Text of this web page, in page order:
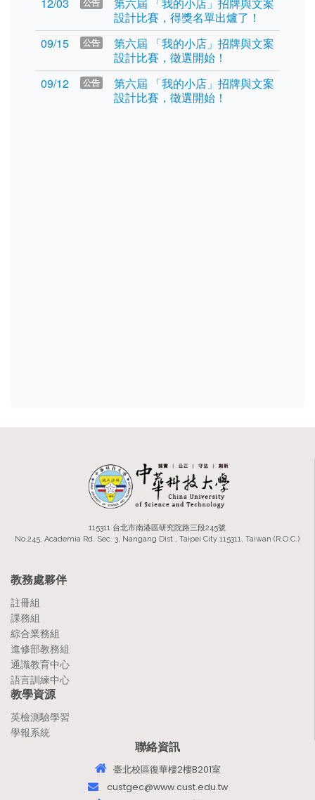
115311 台北市南港區研究院路三段245號
No.245, Academia Rd. Sec. 3, Nangang Dist., Taipei City 115311, Taiwan (R.O.C.)
教務處夥伴
註冊組
課務組
綜合業務組
進修部教務組
通識教育中心
語言訓練中心
教學資源
英檢測驗學習
學報系統
聯絡資訊
臺北校區復華樓2樓B201室
custgec@www.cust.edu.tw